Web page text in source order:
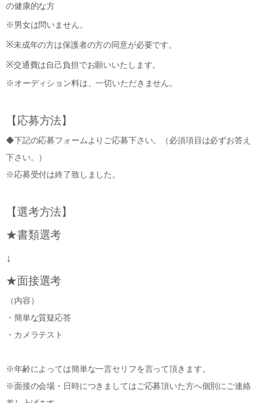
の健康的な方
※男女は問いません。
※未成年の方は保護者の方の同意が必要です。
※交通費は自己負担でお願いいたします。
※オーディション料は、一切いただきません。
【応募方法】
◆下記の応募フォームよりご応募下さい。（必須項目は必ずお答え
下さい。）
※応募受付は終了致しました。
【選考方法】
★書類選考
↓
★面接選考
（内容）
・簡単な質疑応答
・カメラテスト
※年齢によっては簡単な一言セリフを言って頂きます。
※面接の会場・日時につきましてはご応募頂いた方へ個別にご連絡